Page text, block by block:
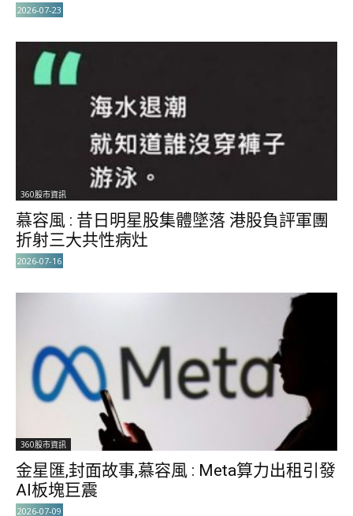
2026-07-23
360股市資訊
慕容風 : 昔日明星股集體墜落 港股負評軍團
折射三大共性病灶
2026-07-16
360股市資訊
金星匯,封面故事,慕容風 : Meta算力出租引發
AI板塊巨震
2026-07-09